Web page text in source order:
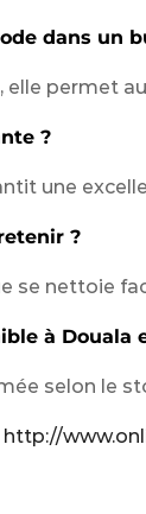
dans un
elle permet
?
une
?
se nettoie
à Douala
selon le
http://